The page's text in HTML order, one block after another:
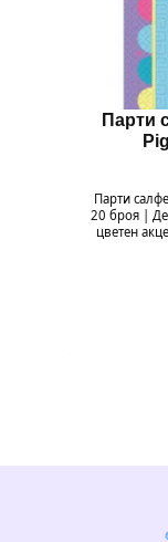
Парти
Парти
20 броя |
цветен